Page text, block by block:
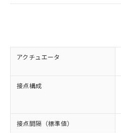
アクチュエータ
接点構成
接点間隔（標準値）